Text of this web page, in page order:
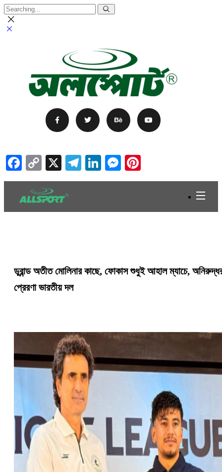
Facebook
Copy
Link
X Telegram
LinkedIn
Messenger
ডুরান্ড অতীত মোলিনার কাছে, ফোকাস শুধুই আহাল ম্যাচে,
প্রেরণা ভারতীয় দল